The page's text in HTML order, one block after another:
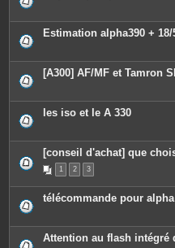
Estimation alpha390 + 18/
[A300] AF/MF et Tamron
les iso et le A 330
[conseil d'achat] que
1 2 3
télécommande pour alpha
Attention au flash intégré